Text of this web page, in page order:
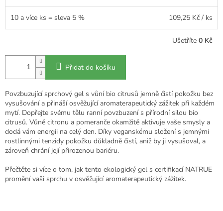
10 a více ks = sleva 5 % 109,25 Kč / ks
Ušetříte 0 Kč
Přidat do košíku
Povzbuzující sprchový gel s vůní bio citrusů jemně čistí pokožku bez
vysušování a přináší osvěžující aromaterapeutický zážitek při každém
mytí. Dopřejte svému tělu ranní povzbuzení s přírodní silou bio
citrusů. Vůně citronu a pomeranče okamžitě aktivuje vaše smysly a
dodá vám energii na celý den. Díky veganskému složení s jemnými
rostlinnými tenzidy pokožku důkladně čistí, aniž by ji vysušoval, a
zároveň chrání její přirozenou bariéru.
Přečtěte si více o tom, jak tento ekologický gel s certifikací NATRUE
promění vaši sprchu v osvěžující aromaterapeutický zážitek.